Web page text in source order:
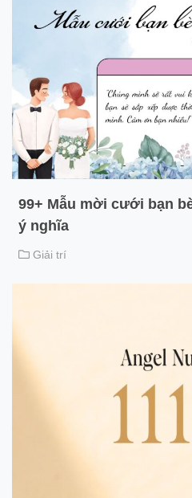
99+ Mẫu mời cưới bạn
ý nghĩa
Giải trí